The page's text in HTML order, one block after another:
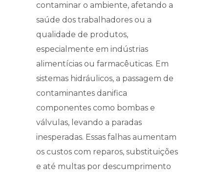
contaminar o ambiente, afetando a
saúde dos trabalhadores ou a
qualidade de produtos,
especialmente em indústrias
alimentícias ou farmacêuticas. Em
sistemas hidráulicos, a passagem de
contaminantes danifica
componentes como bombas e
válvulas, levando a paradas
inesperadas. Essas falhas aumentam
os custos com reparos, substituições
e até multas por descumprimento